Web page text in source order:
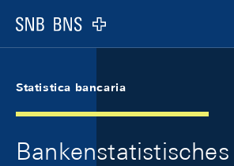
Logo
Statistica bancaria